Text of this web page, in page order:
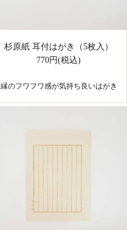
杉原紙 耳付はがき（5枚入）
770円(税込)
縁のフワフワ感が気持ち良いはがき